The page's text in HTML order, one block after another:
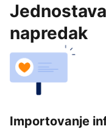
napredak
Importovanje